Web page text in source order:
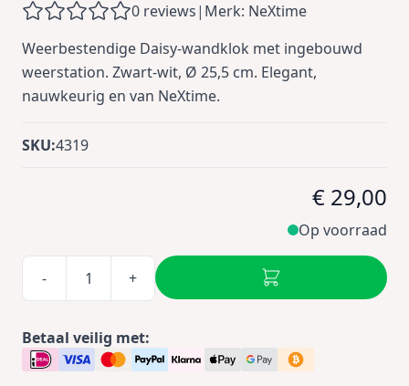
0 reviews| Merk: NeXtime
Weerbestendige Daisy-wandklok met ingebouwd
weerstation. Zwart-wit, Ø 25,5 cm. Elegant,
nauwkeurig en van NeXtime.
SKU:4319
€ 29,00
Op voorraad
- +
Betaal veilig met: